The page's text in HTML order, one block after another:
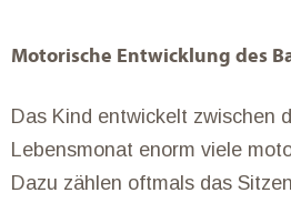
Motorische Entwicklung des
Das Kind entwickelt zwischen
Lebensmonat enorm viele
Dazu zählen oftmals das